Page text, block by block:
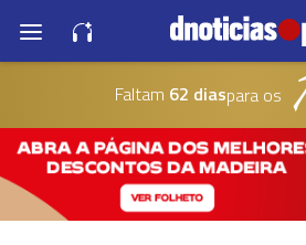
Faltam 62 diaspara os